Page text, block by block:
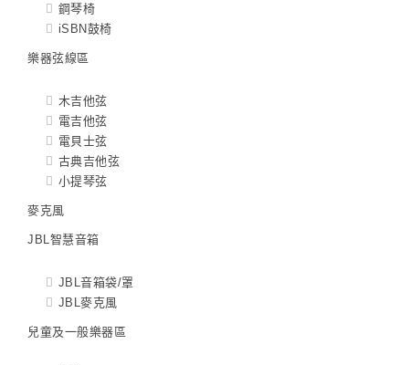
鋼琴椅
iSBN鼓椅
樂器弦線區
木吉他弦
電吉他弦
電貝士弦
古典吉他弦
小提琴弦
麥克風
JBL智慧音箱
JBL音箱袋/罩
JBL麥克風
兒童及一般樂器區